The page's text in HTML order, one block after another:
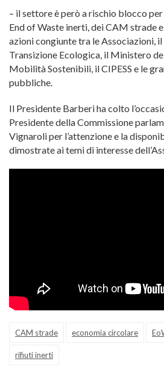
– il settore è però a rischio blocco
End of Waste inerti, dei CAM strade
azioni congiunte tra le Associazioni,
Transizione Ecologica, il Ministero
Mobilità Sostenibili, ilCIPESS e le
pubbliche.
Il Presidente Barberi ha colto
Presidente della Commissione
Vignaroli per l’attenzione e la
dimostrate ai temi di interesse
CAM strade economia circolare
rifiuti inerti